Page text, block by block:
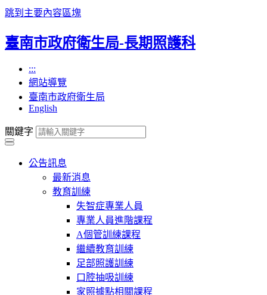
跳到主要內容區塊
臺南市政府衛生局-長期照護科
:::
網站導覽
臺南市政府衛生局
English
關鍵字
公告訊息
最新消息
教育訓練
失智症專業人員
專業人員進階課程
A個管訓練課程
繼續教育訓練
足部照護訓練
口腔抽吸訓練
家照據點相關課程